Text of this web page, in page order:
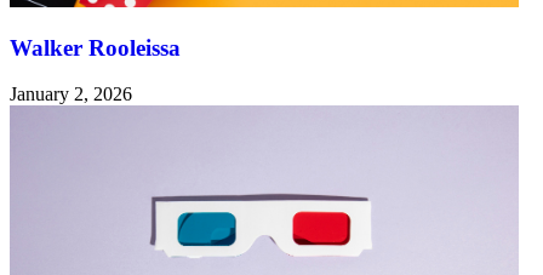
Walker Rooleissa
January 2, 2026